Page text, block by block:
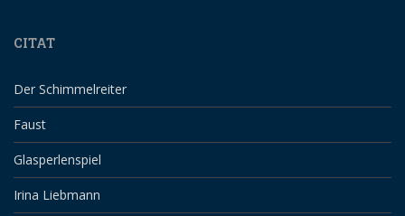
CITAT
Der Schimmelreiter
Faust
Glasperlenspiel
Irina Liebmann